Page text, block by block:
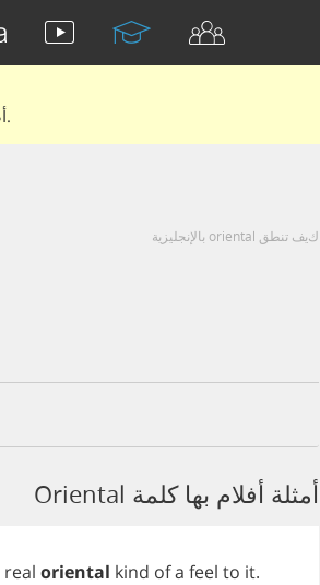
أضف كلمات أو عبارات للتعلم والتدريب مع متعلمين آخرين.
كيف تنطق oriental بالإنجليزية
أمثلة أفلام بها كلمة Oriental
real oriental kind ofa feel to it.